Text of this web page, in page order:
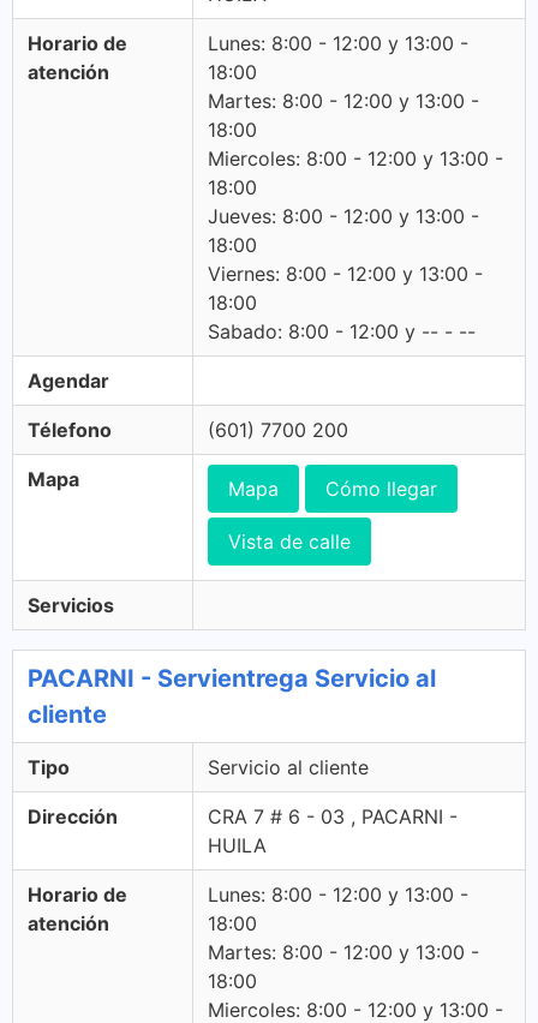
Horario de
atención
Lunes: 8:00 - 12:00 y 13:00 -
18:00
Martes: 8:00 - 12:00 y 13:00 -
18:00
Miercoles: 8:00 - 12:00 y 13:00 -
18:00
Jueves: 8:00 - 12:00 y 13:00 -
18:00
Viernes: 8:00 - 12:00 y 13:00 -
18:00
Sabado: 8:00 - 12:00 y -- - --
Agendar
Télefono (601) 7700 200
Mapa Mapa Cómo llegar
Vista de calle
Servicios
PACARNI - Servientrega Servicio al
cliente
Tipo Servicio al cliente
Dirección
CRA 7 # 6 - 03 , PACARNI -
HUILA
Horario de
atención
Lunes: 8:00 - 12:00 y 13:00 -
18:00
Martes: 8:00 - 12:00 y 13:00 -
18:00
Miercoles: 8:00 - 12:00 y 13:00 -